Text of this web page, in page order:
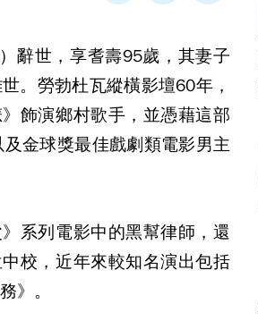
辭世，享耆壽95歲，其妻子
。勞勃杜瓦縱橫影壇60年，
飾演鄉村歌手，並憑藉這部
金球獎最佳戲劇類電影男主
系列電影中的黑幫律師，還
校，近年來較知名演出包括
》。